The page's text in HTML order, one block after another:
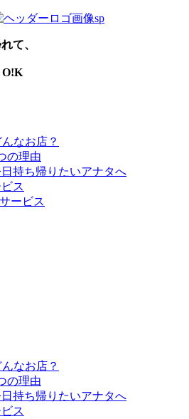
て、
O!K
なお店？
の理由
持ち帰りたいアナタへ
ス
ービス
なお店？
の理由
持ち帰りたいアナタへ
ス